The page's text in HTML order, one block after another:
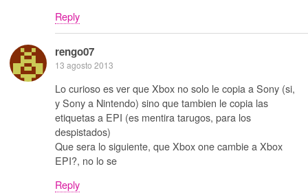
Reply
rengo07
13 agosto 2013
Lo curioso es ver que Xbox no solo le copia a Sony (si,
y Sony a Nintendo) sino que tambien le copia las
etiquetas a EPI (es mentira tarugos, para los
despistados)
Que sera lo siguiente, que Xbox one cambie a Xbox
EPI?, no lo se
Reply